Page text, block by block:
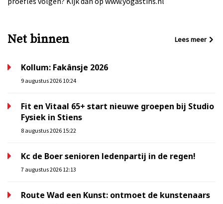
Net binnen Lees meer
Kollum: Fakânsje 2026
9 augustus 2026 10:24
Fit en Vitaal 65+ start nieuwe groepen bij Studio
Fysiek in Stiens
8 augustus 2026 15:22
Kc de Boer senioren ledenpartij in de regen!
7 augustus 2026 12:13
Route Wad een Kunst: ontmoet de kunstenaars